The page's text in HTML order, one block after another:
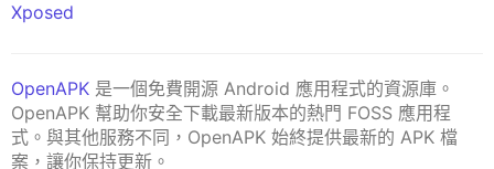
Xposed
OpenAPK 是一個免費開源 Android 應用程式的資源庫。
OpenAPK 幫助你安全下載最新版本的熱門 FOSS 應用程
式。與其他服務不同，OpenAPK 始終提供最新的 APK 檔
案，讓你保持更新。